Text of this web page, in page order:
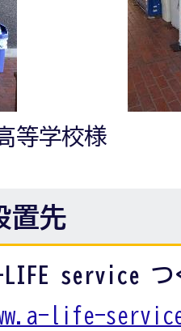
等学校様
置先
LIFE service つ
life-